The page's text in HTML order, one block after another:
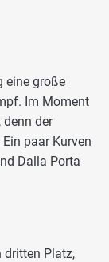
eine große
Im Moment
denn der
paar Kurven
Dalla Porta
dritten Platz,